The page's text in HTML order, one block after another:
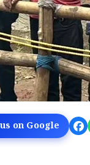
on Google